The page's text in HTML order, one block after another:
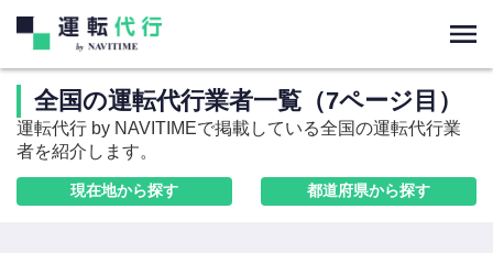
全国の運転代行業者一覧（7ページ目）
運転代行 by NAVITIMEで掲載している全国の運転代行業
者を紹介します。
現在地から探す 都道府県から探す